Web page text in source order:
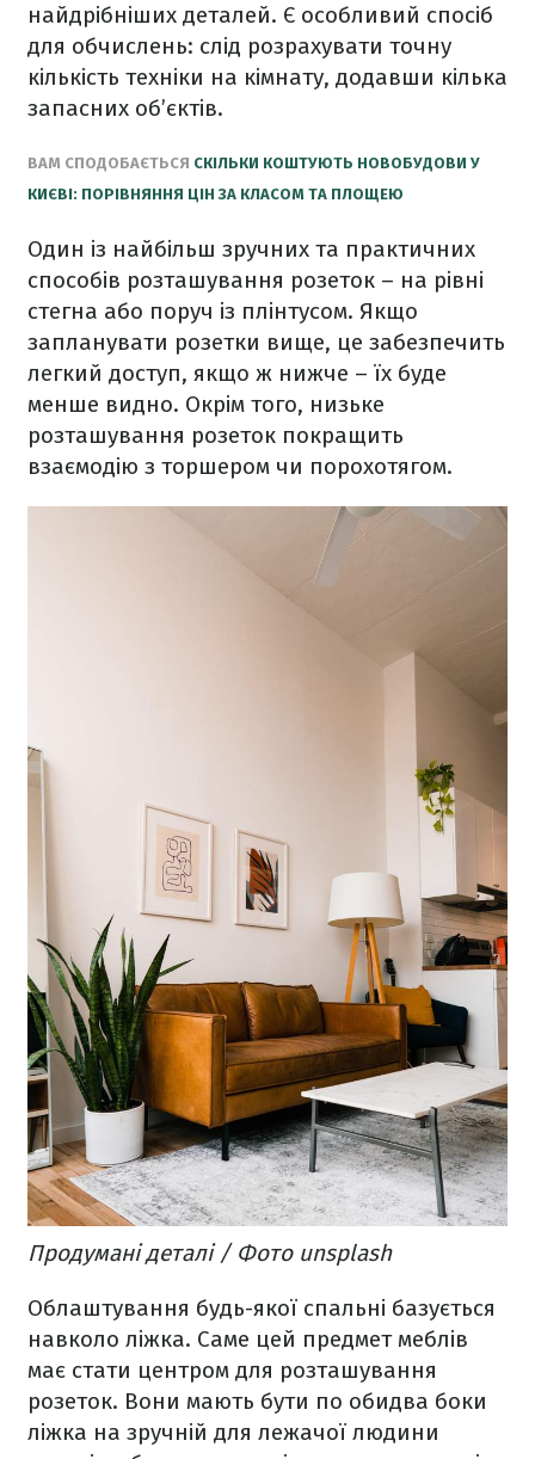
найдрібніших деталей. Є особливий спосіб
для обчислень: слід розрахувати точну
кількість техніки на кімнату, додавши кілька
запасних об’єктів.
ВАМ СПОДОБАЄТЬСЯ СКІЛЬКИ КОШТУЮТЬ НОВОБУДОВИ У
КИЄВІ: ПОРІВНЯННЯ ЦІН ЗА КЛАСОМ ТА ПЛОЩЕЮ
Один із найбільш зручних та практичних
способів розташування розеток – на рівні
стегна або поруч із плінтусом. Якщо
запланувати розетки вище, це забезпечить
легкий доступ, якщо ж нижче – їх буде
менше видно. Окрім того, низьке
розташування розеток покращить
взаємодію з торшером чи порохотягом.
Продумані деталі / Фото unsplash
Облаштування будь-якої спальні базується
навколо ліжка. Саме цей предмет меблів
має стати центром для розташування
розеток. Вони мають бути по обидва боки
ліжка на зручній для лежачої людини